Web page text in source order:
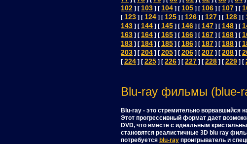
102 ] [ 103 ] [ 104 ] [ 105 ] [ 106 ] [ 107 ] [
[ 123 ] [ 124 ] [ 125 ] [ 126 ] [ 127 ] [ 128 ] [
143 ] [ 144 ] [ 145 ] [ 146 ] [ 147 ] [ 148 ] [
163 ] [ 164 ] [ 165 ] [ 166 ] [ 167 ] [ 168 ] [
183 ] [ 184 ] [ 185 ] [ 186 ] [ 187 ] [ 188 ] [
203 ] [ 204 ] [ 205 ] [ 206 ] [ 207 ] [ 208 ] [
[ 224 ] [ 225 ] [ 226 ] [ 227 ] [ 228 ] [ 229 ] [
Blu-ray фильмы (blue-
Blu-ray - это стремительно ворвавшийся
Этот прогрессивный формат дает
DVD, что вместе с идеальным
становятся реалистичные 3D blu ray
потребуется blu-ray проигрыватель и